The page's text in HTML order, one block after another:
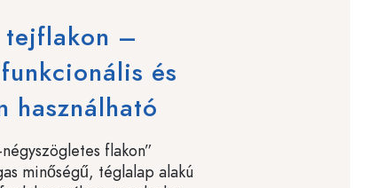
tejflakon –
és
használható
flakon”
minőségű, téglalap alakú